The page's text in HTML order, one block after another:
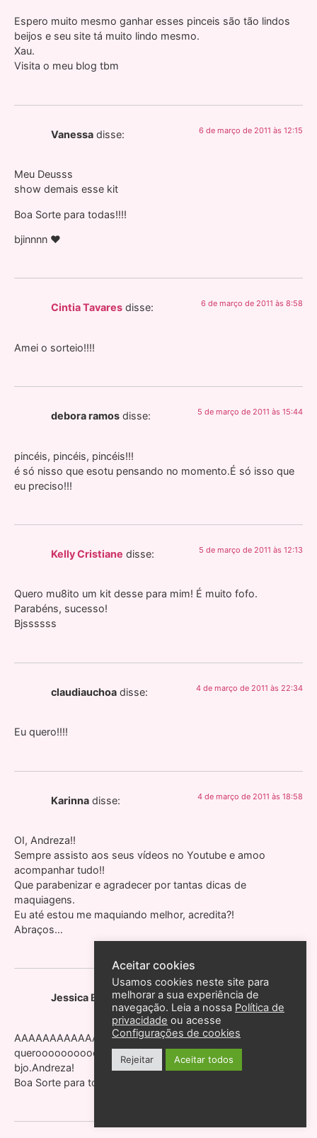
Espero muito mesmo ganhar esses pinceis são tão lindos
beijos e seu site tá muito lindo mesmo.
Xau.
Visita o meu blog tbm
Vanessa disse: 6 de março de 2011 às 12:15
Meu Deusss
show demais esse kit
Boa Sorte para todas!!!!
bjinnnn ♥
Cintia Tavares disse: 6 de março de 2011 às 8:58
Amei o sorteio!!!!
debora ramos disse: 5 de março de 2011 às 15:44
pincéis, pincéis, pincéis!!!
é só nisso que esotu pensando no momento.É só isso que
eu preciso!!!
Kelly Cristiane disse: 5 de março de 2011 às 12:13
Quero mu8ito um kit desse para mim! É muito fofo.
Parabéns, sucesso!
Bjssssss
claudiauchoa disse: 4 de março de 2011 às 22:34
Eu quero!!!!
Karinna disse: 4 de março de 2011 às 18:58
OI, Andreza!!
Sempre assisto aos seus vídeos no Youtube e amoo
acompanhar tudo!!
Que parabenizar e agradecer por tantas dicas de
maquiagens.
Eu até estou me maquiando melhor, acredita?!
Abraços…
Jessica Barbosa disse: 4 de março de 2011 às 18:19
AAAAAAAAAAAAAAAAAAAAAAAAAAAAAAAAA..eu
querooooooooooooo…Deus me ajude..
bjo.Andreza!
Boa Sorte para todas!
Aceitar cookies
Usamos cookies neste site para
melhorar a sua experiência de
navegação. Leia a nossa Política de
privacidade ou acesse
Configurações de cookies
Rejeitar Aceitar todos